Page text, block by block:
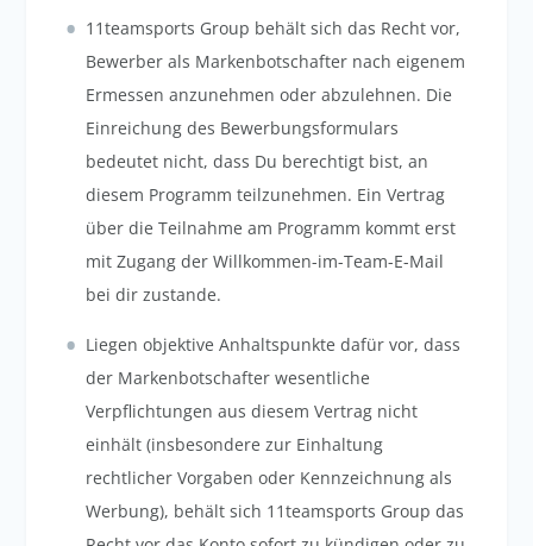
11teamsports Group behält sich das Recht vor,
Bewerber als Markenbotschafter nach eigenem
Ermessen anzunehmen oder abzulehnen. Die
Einreichung des Bewerbungsformulars
bedeutet nicht, dass Du berechtigt bist, an
diesem Programm teilzunehmen. Ein Vertrag
über die Teilnahme am Programm kommt erst
mit Zugang der Willkommen-im-Team-E-Mail
bei dir zustande.
Liegen objektive Anhaltspunkte dafür vor, dass
der Markenbotschafter wesentliche
Verpflichtungen aus diesem Vertrag nicht
einhält (insbesondere zur Einhaltung
rechtlicher Vorgaben oder Kennzeichnung als
Werbung), behält sich 11teamsports Group das